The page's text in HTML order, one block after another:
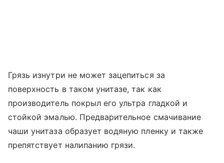
Грязь изнутри не может зацепиться за
поверхность в таком унитазе, так как
производитель покрыл его ультра гладкой и
стойкой эмалью. Предварительное смачивание
чаши унитаза образует водяную пленку и также
препятствует налипанию грязи.